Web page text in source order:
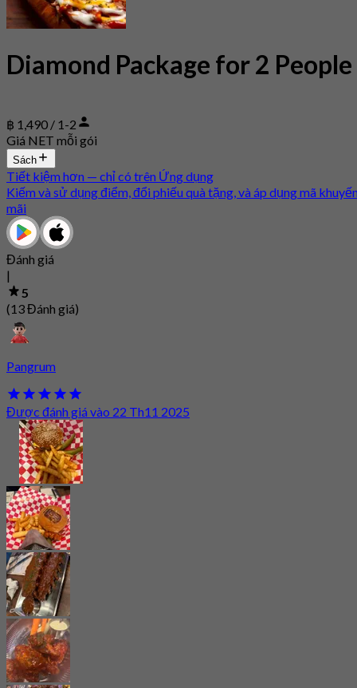
Diamond Package for 2 People
฿ 1,490 / 1-2
Giá NET mỗi gói
Sách
Tiết kiệm hơn — chỉ có trên Ứng dụng
Kiếm và sử dụng điểm, đổi phiếu quà tặng, và áp dụng mã
mãi
Đánh giá
|
5
(13 Đánh giá)
Pangrum
Được đánh giá vào 22 Th11 2025